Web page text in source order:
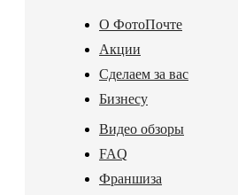
О ФотоПочте
Акции
Сделаем за вас
Бизнесу
Видео обзоры
FAQ
Франшиза